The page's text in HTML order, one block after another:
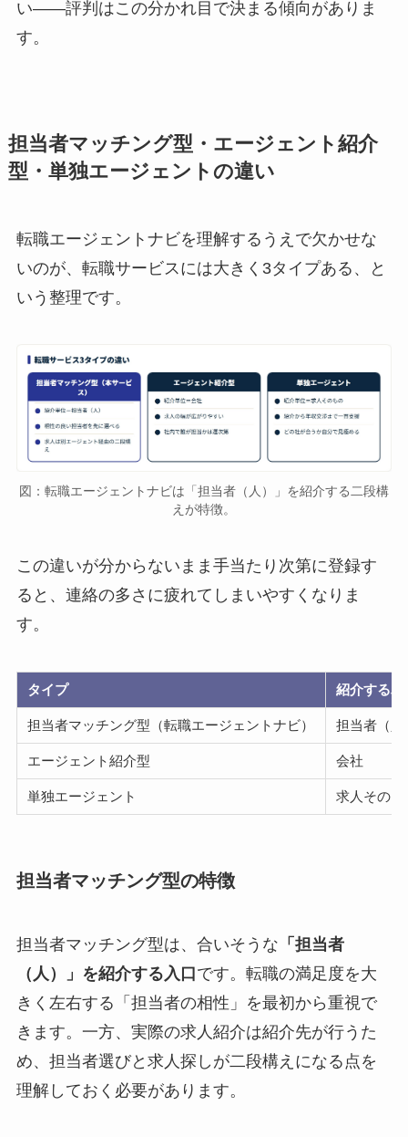
い——評判はこの分かれ目で決まる傾向がありま
す。
担当者マッチング型・エージェント紹介
型・単独エージェントの違い
転職エージェントナビを理解するうえで欠かせな
いのが、転職サービスには大きく3タイプある、と
いう整理です。
図：転職エージェントナビは「担当者（人）」を紹介する二段構
えが特徴。
この違いが分からないまま手当たり次第に登録す
ると、連絡の多さに疲れてしまいやすくなりま
す。
タイプ 紹介する単
担当者マッチング型（転職エージェントナビ） 担当者（人
エージェント紹介型 会社
単独エージェント 求人そのも
担当者マッチング型の特徴
担当者マッチング型は、合いそうな 「担当者
（人）」を紹介する入口です。転職の満足度を大
きく左右する「担当者の相性」を最初から重視で
きます。一方、実際の求人紹介は紹介先が行うた
め、担当者選びと求人探しが二段構えになる点を
理解しておく必要があります。